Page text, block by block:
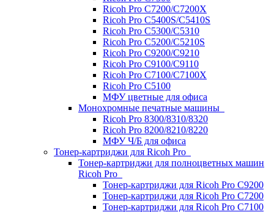
Ricoh Pro C7200/C7200X
Ricoh Pro C5400S/C5410S
Ricoh Pro C5300/C5310
Ricoh Pro C5200/C5210S
Ricoh Pro C9200/C9210
Ricoh Pro C9100/C9110
Ricoh Pro C7100/С7100X
Ricoh Pro C5100
МФУ цветные для офиса
Монохромные печатные машины
Ricoh Pro 8300/8310/8320
Ricoh Pro 8200/8210/8220
МФУ Ч/Б для офиса
Тонер-картриджи для Ricoh Pro
Тонер-картриджи для полноцветных машин
Ricoh Pro
Тонер-картриджи для Ricoh Pro C9200
Тонер-картриджи для Ricoh Pro C7200
Тонер-картриджи для Ricoh Pro C7100